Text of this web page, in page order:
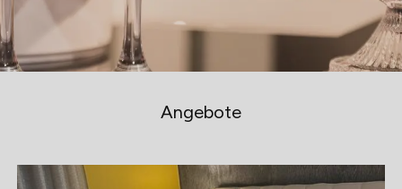
Angebote